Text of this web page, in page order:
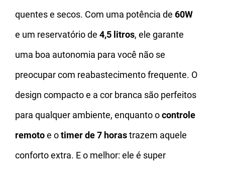
quentes e secos. Com uma potência de 60W
e um reservatório de 4,5 litros, ele garante
uma boa autonomia para você não se
preocupar com reabastecimento frequente. O
design compacto e a cor branca são perfeitos
para qualquer ambiente, enquanto ocontrole
remotoe otimer de 7 horastrazem aquele
conforto extra. E o melhor: ele é super